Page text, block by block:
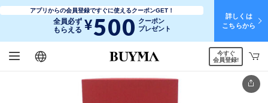
アプリからの会員登録ですぐに使えるクーポンGET！
全員必ず
もらえる ¥500 クーポン
プレゼント
詳しくは
こちらから
日本語
English
简体中文
繁體中文
今すぐ
会員登録!